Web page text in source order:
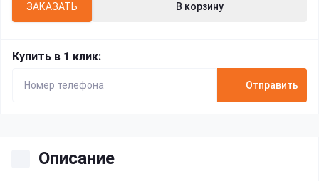
ЗАКАЗАТЬ В корзину
Купить в 1 клик:
Отправить
Описание